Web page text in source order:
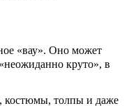
«вау». Оно может
круто», в
костюмы, толпы и даже